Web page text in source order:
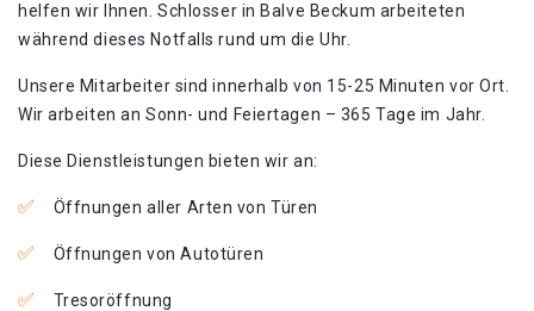
helfen wir Ihnen. Schlosser in Balve Beckum arbeiteten
während dieses Notfalls rund um die Uhr.
Unsere Mitarbeiter sind innerhalb von 15-25 Minuten vor Ort.
Wir arbeiten an Sonn- und Feiertagen – 365 Tage im Jahr.
Diese Dienstleistungen bieten wir an:
Öffnungen aller Arten von Türen
Öffnungen von Autotüren
Tresoröffnung